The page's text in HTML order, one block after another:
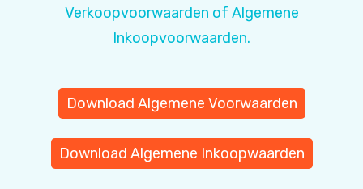
Verkoopvoorwaarden of Algemene
Inkoopvoorwaarden.
Download Algemene Voorwaarden
Download Algemene Inkoopwaarden